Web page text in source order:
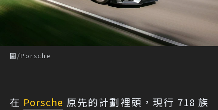
圖/Porsche
在 Porsche 原先的計劃裡頭，現行 718 族